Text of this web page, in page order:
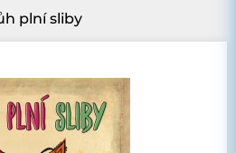
plní sliby